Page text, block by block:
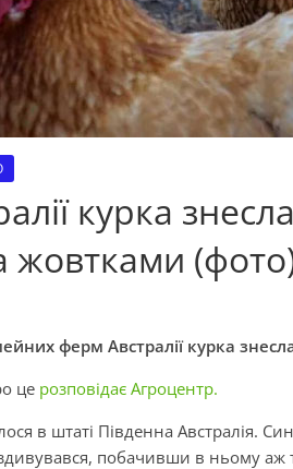
курка
жовтками
ферм Австралії курка
це розповідає Агроцентр.
в штаті Південна Австралія.
побачивши в ньому